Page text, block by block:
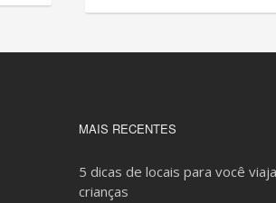
MAIS RECENTES
5 dicas de locais para você
crianças